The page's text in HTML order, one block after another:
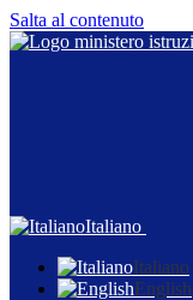
Salta al contenuto
Italiano
Italiano
English